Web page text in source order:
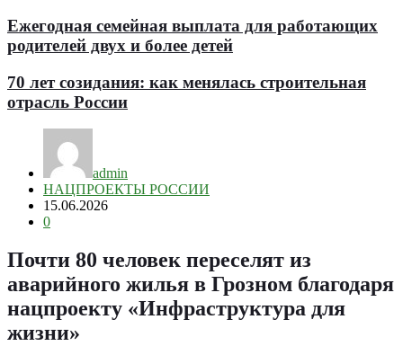
Ежегодная семейная выплата для работающих
родителей двух и более детей
70 лет созидания: как менялась строительная
отрасль России
admin
НАЦПРОЕКТЫ РОССИИ
15.06.2026
0
Почти 80 человек переселят из
аварийного жилья в Грозном благодаря
нацпроекту «Инфраструктура для
жизни»